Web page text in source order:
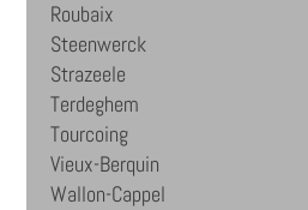
Roubaix
Steenwerck
Strazeele
Terdeghem
Tourcoing
Vieux-Berquin
Wallon-Cappel